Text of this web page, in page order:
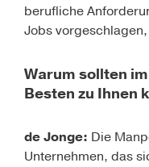
berufliche
Jobs
Warum sollten
Besten zu Ihnen
de Jonge: Die
Unternehmen, das